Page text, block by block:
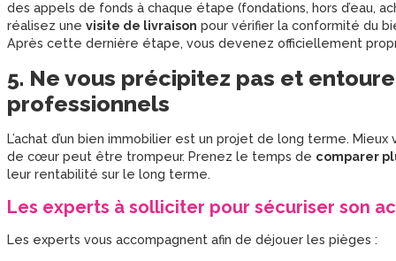
des appels de fonds à chaque étape (fondations, hors d’eau,
réalisez une visite de livraison pour vérifier la conformité du
Après cette dernière étape, vous devenez officiellement
5. Ne vous précipitez pas et
professionnels
L’achat d’un bien immobilier est un projet de long terme.
de cœur peut être trompeur. Prenez le temps de comparer
leur rentabilité sur le long terme.
Les experts à solliciter pour sécuriser son
Les experts vous accompagnent afin de déjouer les pièges :